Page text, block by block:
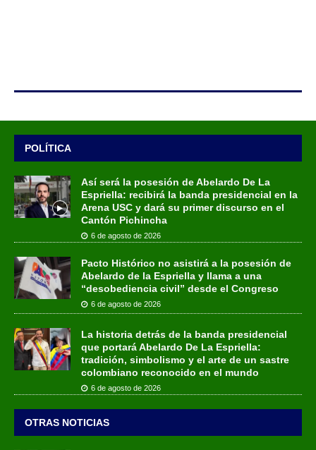
POLÍTICA
Así será la posesión de Abelardo De La
Espriella: recibirá la banda presidencial en la
Arena USC y dará su primer discurso en el
Cantón Pichincha
6 de agosto de 2026
Pacto Histórico no asistirá a la posesión de
Abelardo de la Espriella y llama a una
“desobediencia civil” desde el Congreso
6 de agosto de 2026
La historia detrás de la banda presidencial
que portará Abelardo De La Espriella:
tradición, simbolismo y el arte de un sastre
colombiano reconocido en el mundo
6 de agosto de 2026
OTRAS NOTICIAS